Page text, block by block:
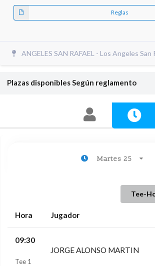
Reglas
ANGELES SAN RAFAEL - Los Angeles San
Plazas disponiblesSegún reglamento
Martes 25
Tee-
Hora Jugador
09:30
Tee 1
JORGE ALONSO MARTIN